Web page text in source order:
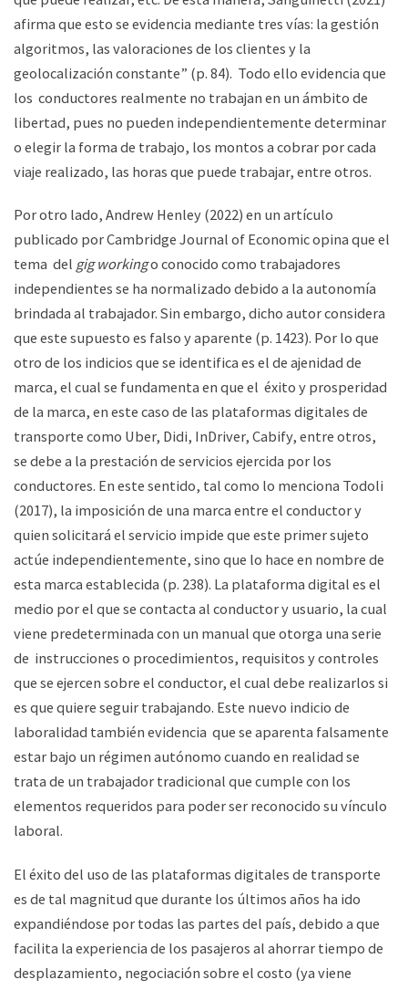
afirma que esto se evidencia mediante tres vías: la gestión
algoritmos, las valoraciones de los clientes y la
geolocalización constante” (p. 84). Todo ello evidencia que
los conductores realmente no trabajan en un ámbito de
libertad, pues no pueden independientemente determinar
o elegir la forma de trabajo, los montos a cobrar por cada
viaje realizado, las horas que puede trabajar, entre otros.
Por otro lado, Andrew Henley (2022) en un artículo
publicado porCambridge Journal of Economic opina que el
tema del gig workingo conocido como trabajadores
independientes se ha normalizado debido a la autonomía
brindada al trabajador. Sin embargo, dicho autor considera
que este supuesto es falso y aparente (p. 1423). Por lo que
otro de los indicios que se identifica es el de ajenidad de
marca, el cual se fundamenta en que el éxito y prosperidad
de la marca, en este caso de las plataformas digitales de
transporte como Uber, Didi, InDriver, Cabify, entre otros,
se debe a la prestación de servicios ejercida por los
conductores. En este sentido, tal como lo menciona Todoli
(2017), la imposición de una marca entre el conductor y
quien solicitará el servicio impide que este primer sujeto
actúe independientemente, sino que lo hace en nombre de
esta marca establecida (p. 238). La plataforma digital es el
medio por el que se contacta al conductor y usuario, la cual
viene predeterminada con un manual que otorga una serie
de instrucciones o procedimientos, requisitos y controles
que se ejercen sobre el conductor, el cual debe realizarlos si
es que quiere seguir trabajando. Este nuevo indicio de
laboralidad también evidencia que se aparenta falsamente
estar bajo un régimen autónomo cuando en realidad se
trata de un trabajador tradicional que cumple con los
elementos requeridos para poder ser reconocido su vínculo
laboral.
El éxito del uso de las plataformas digitales de transporte
es de tal magnitud que durante los últimos años ha ido
expandiéndose por todas las partes del país, debido a que
facilita la experiencia de los pasajeros al ahorrar tiempo de
desplazamiento, negociación sobre el costo (ya viene